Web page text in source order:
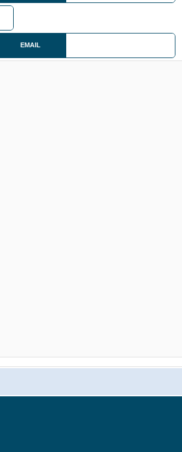
EMAIL